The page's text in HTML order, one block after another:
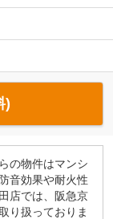
)
の物件はマンシ
音効果や耐火性
店では、阪急京
り扱っておりま